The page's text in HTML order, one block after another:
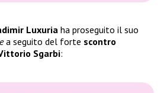
Luxuria ha proseguito il suo
a seguito del forte scontro
Sgarbi: